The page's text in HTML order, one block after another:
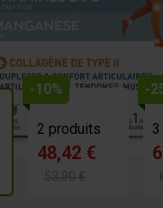
4.3/5 -43 avis
-10%
2 produits
48,42 €
53,80 €
-